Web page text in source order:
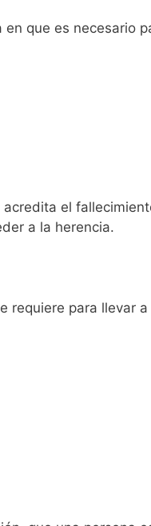
que es necesario
el
a la herencia.
requiere para llevar